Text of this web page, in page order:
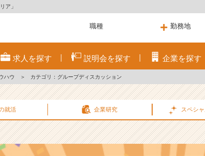
ア」
求人を探す 説明会を探す 企業を探す
ハウ ＞ カテゴリ：グループディスカッション
就活 企業研究 スペシ